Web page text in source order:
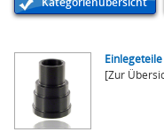
Einlegeteile
[Zur